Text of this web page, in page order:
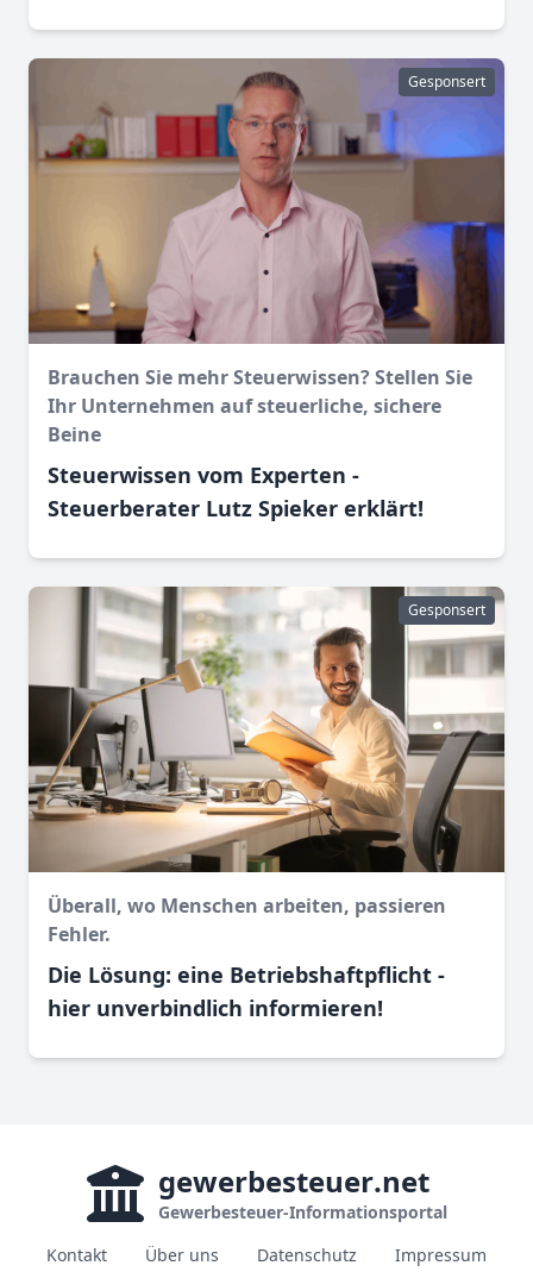
Gesponsert
Brauchen Sie mehr Steuerwissen? Stellen Sie
Ihr Unternehmen auf steuerliche, sichere
Beine
Steuerwissen vom Experten -
Steuerberater Lutz Spieker erklärt!
Gesponsert
Überall, wo Menschen arbeiten, passieren
Fehler.
Die Lösung: eine Betriebshaftpflicht -
hier unverbindlich informieren!
gewerbesteuer.net
Gewerbesteuer-Informationsportal
Kontakt
Über uns Datenschutz Impressum